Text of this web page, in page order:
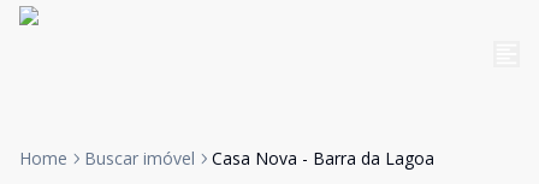
Home Buscar imóvel Casa Nova - Barra da Lagoa